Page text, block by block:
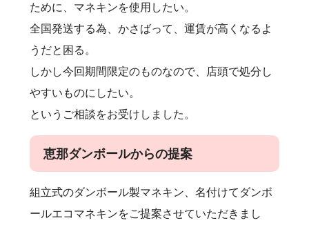
ために、マネキンを使用したい。
全国発送する為、かさばって、運賃が高くなるよ
うだと困る。
しかし今回期間限定のものなので、店頭で処分し
やすいものにしたい。
というご相談をお受けしました。
恵那ダンボールからの提案
組立式のダンボール製マネキン、名付けてダンボ
ールエコマネキンをご提案させていただきまし